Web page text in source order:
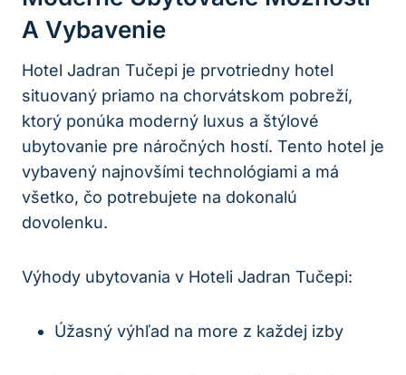
A Vybavenie
Hotel Jadran Tučepi je prvotriedny hotel
situovaný priamo na chorvátskom pobreží,
ktorý ponúka moderný luxus a štýlové
ubytovanie pre náročných hostí. Tento hotel je
vybavený najnovšími technológiami a má
všetko, čo potrebujete na dokonalú
dovolenku.
Výhody ubytovania v Hoteli Jadran Tučepi:
Úžasný výhľad na more z každej izby